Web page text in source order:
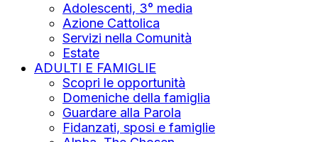
Adolescenti, 3° media
Azione Cattolica
Servizi nella Comunità
Estate
ADULTI E FAMIGLIE
Scopri le opportunità
Domeniche della famiglia
Guardare alla Parola
Fidanzati, sposi e famiglie